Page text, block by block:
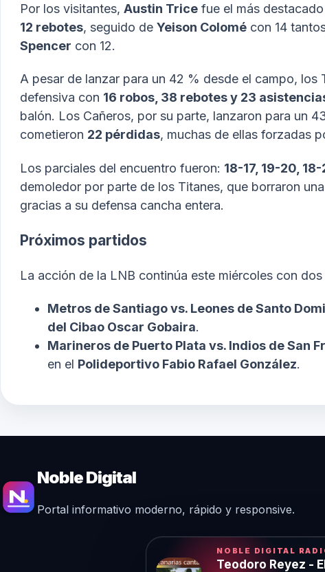
Por los visitantes, Austin Trice fue el más
12 rebotes, seguido de Yeison Colomé con 14
Spencer con 12.
A pesar de lanzar para un 42 % desde el campo, los
defensiva con 16 robos, 38 rebotes y 23
balón. Los Cañeros, por su parte, lanzaron para un
cometieron 22 pérdidas, muchas de ellas forzadas
Los parciales del encuentro fueron: 18-17, 19-20,
demoledor por parte de los Titanes, que borraron
gracias a su defensa cancha entera.
Próximos partidos
La acción de la LNB continúa este miércoles con
Metros de Santiago vs. Leones de Santo
del Cibao Oscar Gobaira.
Marineros de Puerto Plata vs. Indios de San
en el Polideportivo Fabio Rafael González.
Noble Digital
Portal informativo moderno, rápido y responsive.
NOBLE DIGITAL
Teodoro Reyez -